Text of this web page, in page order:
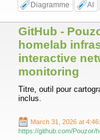
Diagramme AI
GitHub -
homelab
interactive
monitoring
Titre, outil pour
inclus.
March 31, 2026 at
https://github.com/Pouzor/